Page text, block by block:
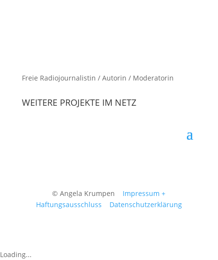
Freie Radiojournalistin / Autorin / Moderatorin
WEITERE PROJEKTE IM NETZ
© Angela Krumpen Impressum +
Haftungsausschluss
Datenschutzerklärung
Loading...